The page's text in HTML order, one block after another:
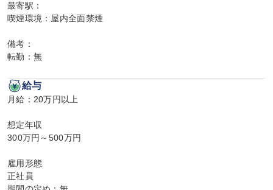
最寄駅：
喫煙環境：屋内全面禁煙
備考：
転勤：無
給与
月給：20万円以上
想定年収
300万円～500万円
雇用形態
正社員